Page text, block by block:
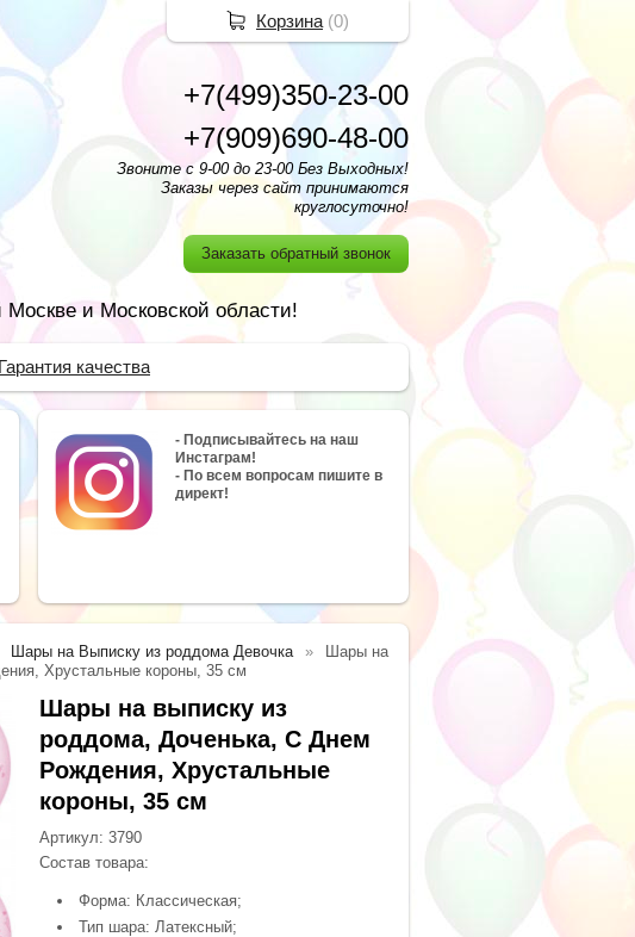
+7(499)350-23-00
+7(909)690-48-00
Звоните с 9-00 до 23-00 Без Выходных!
Заказы через сайт принимаются
круглосуточно!
Заказать обратный звонок
и Московской области!
Гарантия качества
- Подписывайтесь на наш
Инстаграм!
- По всем вопросам пишите в
директ!
Шары на Выписку из роддома Девочка
Шары на
Хрустальные короны, 35 см
Шары на выписку из
роддома, Доченька, С Днем
Рождения, Хрустальные
короны, 35 см
Артикул: 3790
Состав товара:
Форма: Классическая;
Тип шара: Латексный;
Корзина (0)